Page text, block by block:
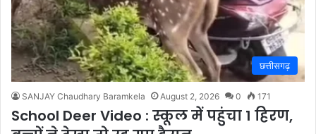
छत्तीसगढ़
SANJAY Chaudhary Baramkela August 2, 2026 0 171
School Deer Video : स्कूल में पहुंचा 1 हिरण,